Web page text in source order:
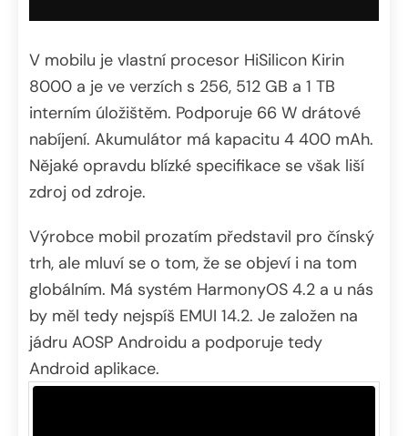
V mobilu je vlastní procesor HiSilicon Kirin
8000 a je ve verzích s 256, 512 GB a 1 TB
interním úložištěm. Podporuje 66 W drátové
nabíjení. Akumulátor má kapacitu 4 400 mAh.
Nějaké opravdu blízké specifikace se však liší
zdroj od zdroje.
Výrobce mobil prozatím představil pro čínský
trh, ale mluví se o tom, že se objeví i na tom
globálním. Má systém HarmonyOS 4.2 a u nás
by měl tedy nejspíš EMUI 14.2. Je založen na
jádru AOSP Androidu a podporuje tedy
Android aplikace.